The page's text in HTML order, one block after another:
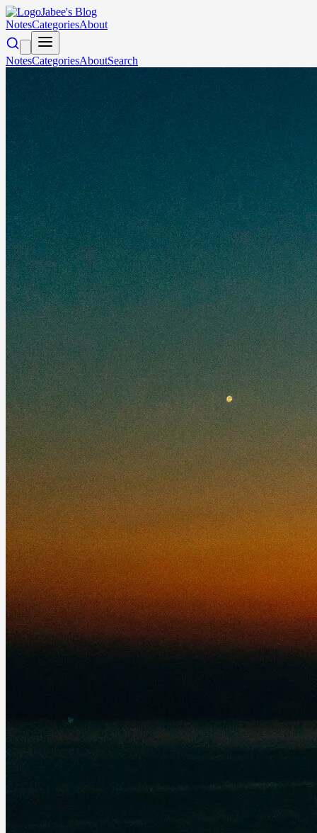
Jabee's Blog
NotesCategoriesAbout
NotesCategoriesAboutSearch